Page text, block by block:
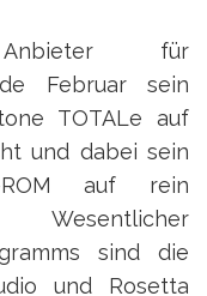
für
Februar sein
TOTALe auf
und dabei sein
ROM auf rein
Wesentlicher
sind die
und Rosetta